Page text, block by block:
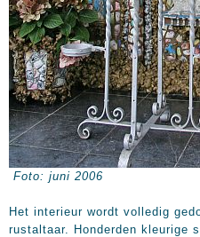
Foto: juni 2006
Het interieur wordt volledig
rustaltaar. Honderden kleurige